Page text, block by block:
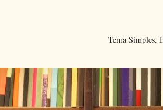
Tema Simples.